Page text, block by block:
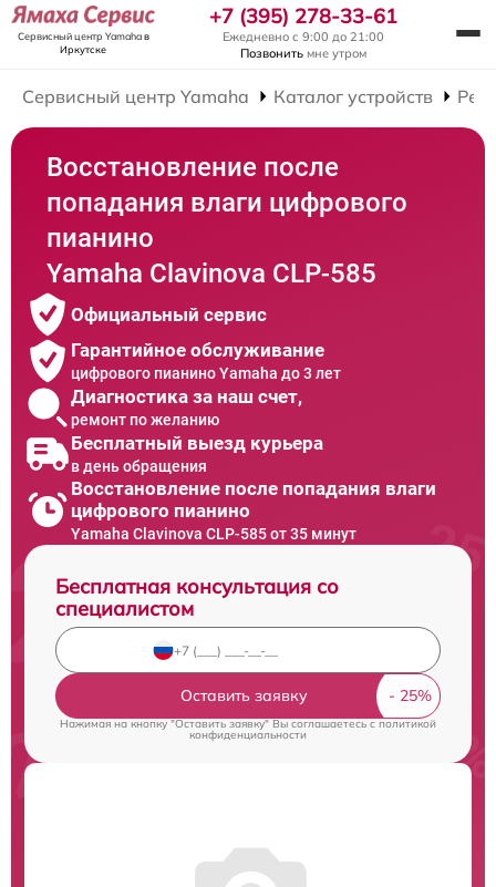
Сервисный центр Yamahaв
Иркутске
+7 (395) 278-33-61
Ежедневно с 9:00 до 21:00
Позвонить мне утром
Сервисный центр Yamaha Каталог устройств
Восстановление после
попадания влаги цифрового
пианино
Yamaha Clavinova CLP-585
Официальный сервис
Гарантийное обслуживание
цифрового пианино Yamaha до 3 лет
Диагностика за наш счет,
ремонт по желанию
Бесплатный выезд курьера
в день обращения
Восстановление после попадания влаги
цифрового пианино
Yamaha Clavinova CLP-585 от 35 минут
Бесплатная консультация со
специалистом
Оставить заявку
Нажимая на кнопку "Оставить заявку" Вы соглашаетесь cполитикой
конфиденциальности